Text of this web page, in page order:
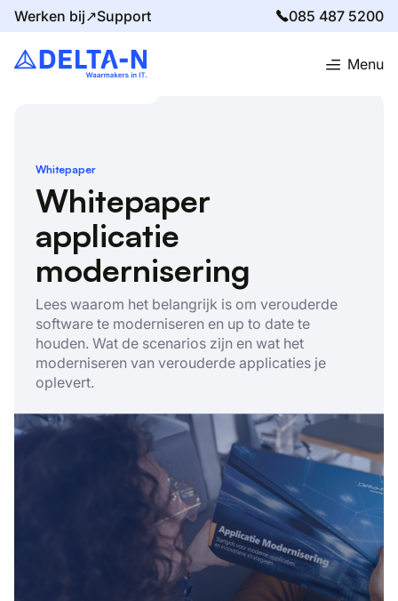
Werken bij↗Support 085 487 5200
Menu
Home Resources Whitepaper applicatie modernisering
Whitepaper
Whitepaper
applicatie
modernisering
Lees waarom het belangrijk is om verouderde
software te moderniseren en up to date te
houden. Wat de scenarios zijn en wat het
moderniseren van verouderde applicaties je
oplevert.